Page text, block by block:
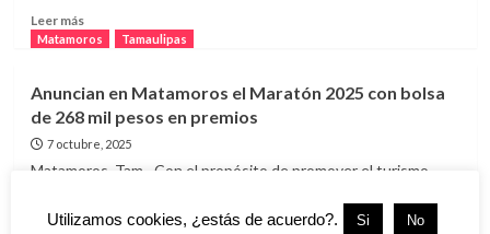
Excelencia
Leer másLeer
más
urbana
fortalece
espacios
públicos
Matamoros Tamaulipas
Anuncian en Matamoros el Maratón 2025 con bolsa
de 268 mil pesos en premios
7 octubre, 2025
Matamoros, Tam.- Con el propósito de promover el turismo
Turismo de...
Utilizamos cookies, ¿estás de acuerdo?. Si No